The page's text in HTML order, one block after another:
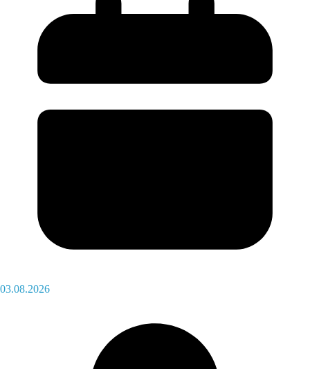
03.08.2026